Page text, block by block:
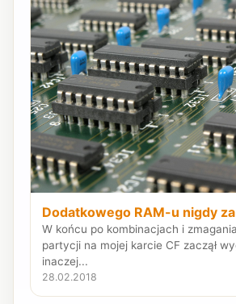
Dodatkowego RAM-u nigdy
W końcu po kombinacjach i
partycji na mojej karcie CF zaczął
inaczej...
28.02.2018